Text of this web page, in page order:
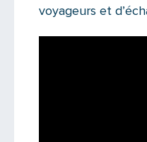
voyageurs et